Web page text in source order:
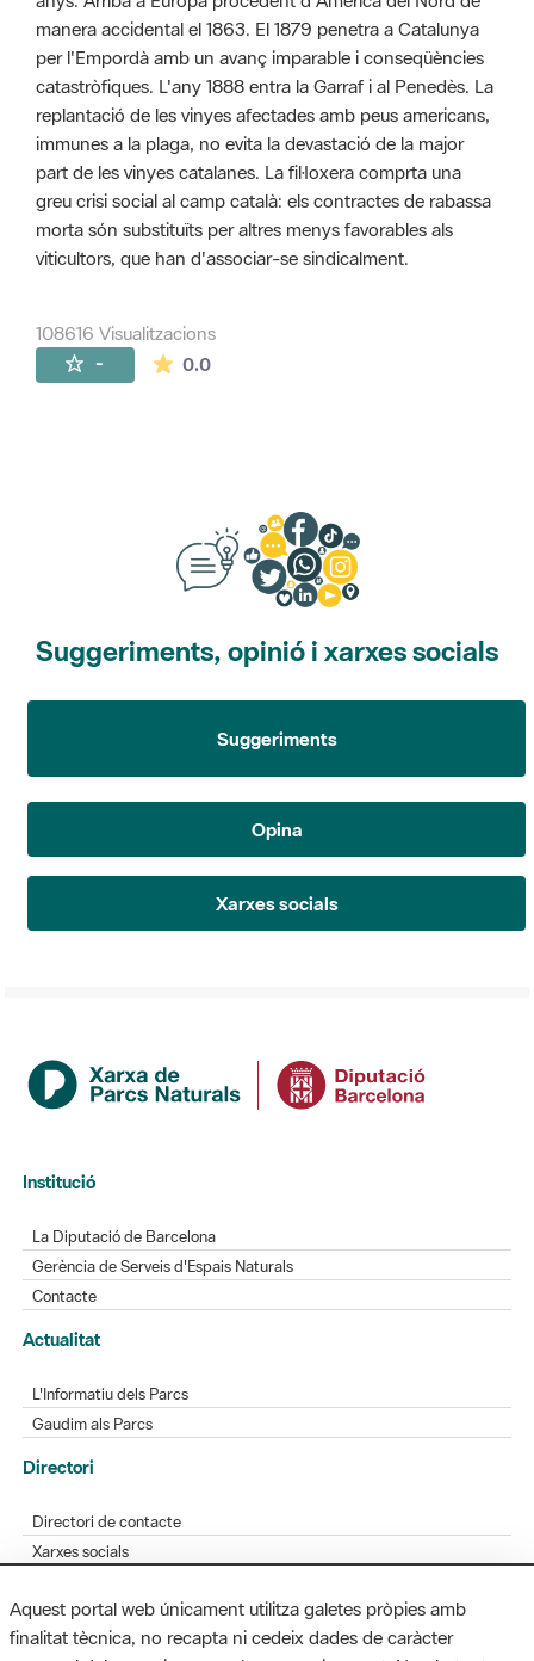
manera accidental el 1863. El 1879 penetra a Catalunya
per l'Empordà amb un avanç imparable i conseqüències
catastròfiques. L'any 1888 entra la Garraf i al Penedès. La
replantació de les vinyes afectades amb peus americans,
immunes a la plaga, no evita la devastació de la major
part de les vinyes catalanes. La fil·loxera comprta una
greu crisi social al camp català: els contractes de rabassa
morta són substituïts per altres menys favorables als
viticultors, que han d'associar-se sindicalment.
108616 Visualitzacions
- 0.0La mitjana de les valoracions és de 0
Suggeriments, opinió i xarxes socials
Suggeriments
Opina
Xarxes socials
Institució
La Diputació de Barcelona
Gerència de Serveis d'Espais Naturals
Contacte
Actualitat
L'Informatiu dels Parcs
Gaudim als Parcs
Directori
Directori de contacte
Xarxes socials
Bústia de suggeriments
Opineu sobre els parcs
Aquest portal web únicament utilitza galetes pròpies amb
finalitat tècnica, no recapta ni cedeix dades de caràcter